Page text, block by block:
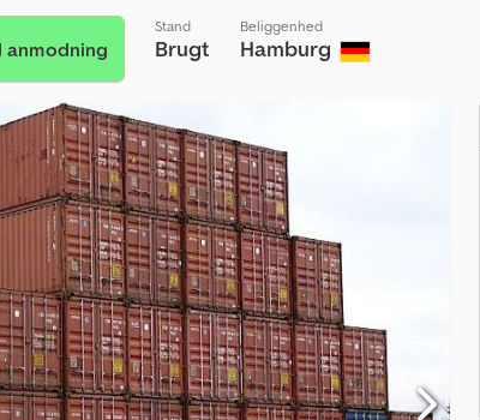
anmodning
Stand
Brugt
Beliggenhed
Hamburg